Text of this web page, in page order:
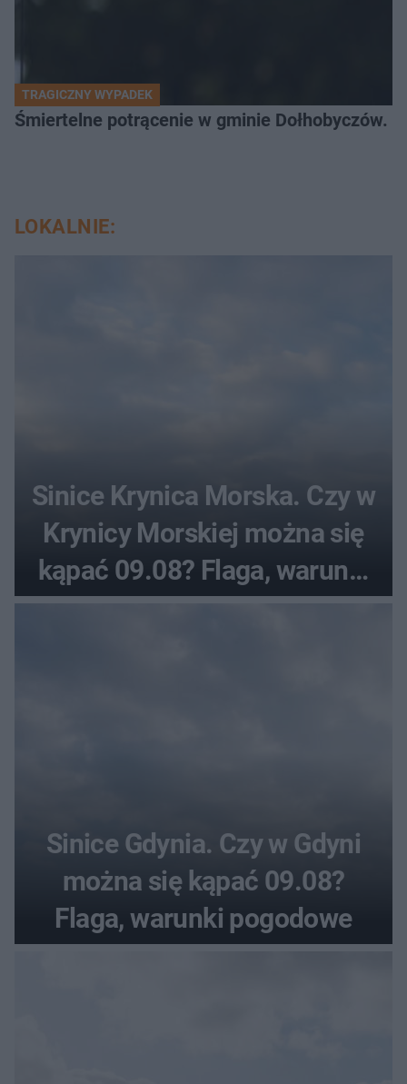
TRAGICZNY WYPADEK
Śmiertelne potrącenie w gminie Dołhobyczów.
LOKALNIE:
Sinice Krynica Morska. Czy w
Krynicy Morskiej można się
kąpać 09.08? Flaga, warunki
pogodowe
Sinice Gdynia. Czy w Gdyni
można się kąpać 09.08?
Flaga, warunki pogodowe